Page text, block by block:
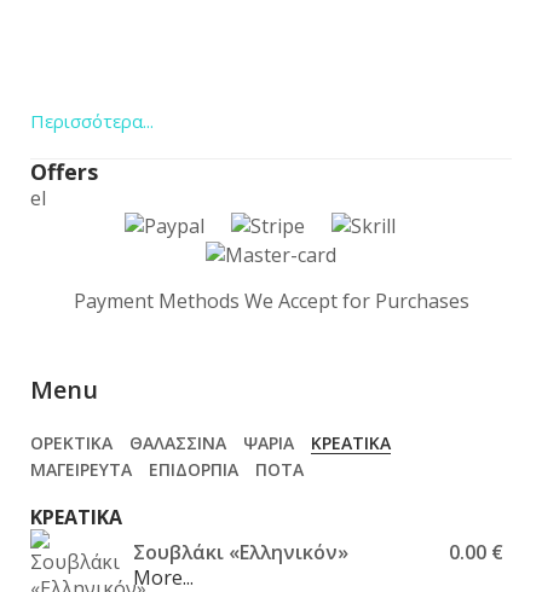
Περισσότερα...
Offers
el
Payment Methods We Accept for Purchases
Menu
ΟΡΕΚΤΙΚΑ ΘΑΛΑΣΣΙΝΑ ΨΑΡΙΑ
ΚΡΕΑΤΙΚΑ
ΜΑΓΕΙΡΕΥΤΑ
ΕΠΙΔΟΡΠΙΑ ΠΟΤΑ
ΚΡΕΑΤΙΚΑ
Σουβλάκι «Ελληνικόν»
0.00 €
More...